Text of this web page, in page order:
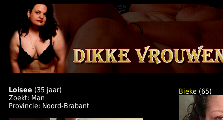
Loisee (35 jaar)
Zoekt: Man
Provincie: Noord-Brabant
Bieke (65)